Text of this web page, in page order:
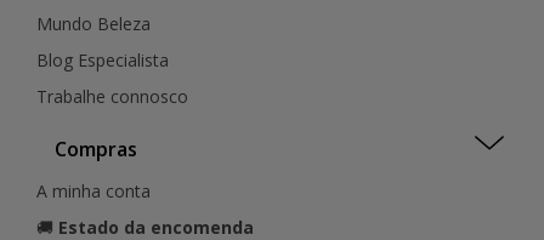
Mundo Beleza
Blog Especialista
Trabalhe connosco
Compras
A minha conta
🚚 Estado da encomenda